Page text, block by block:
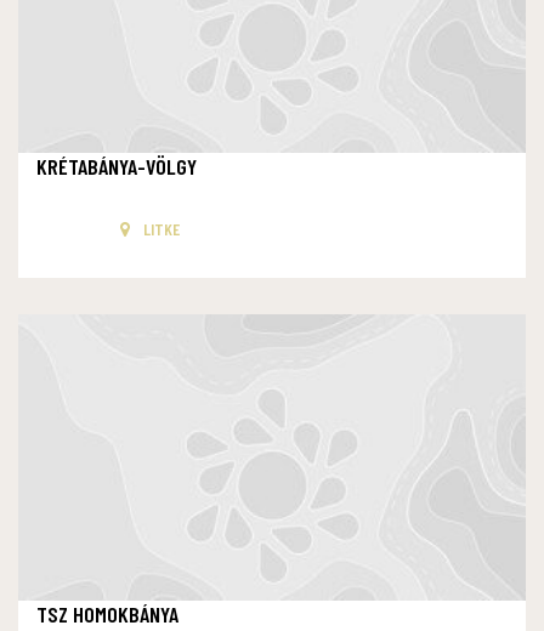
KRÉTABÁNYA-VÖLGY
LITKE
TSZ HOMOKBÁNYA